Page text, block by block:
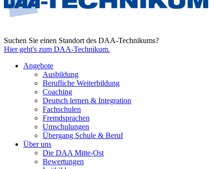
Suchen Sie einen Standort des DAA-Technikums?
Hier geht's zum DAA-Technikum.
Angebote
Ausbildung
Berufliche Weiterbildung
Coaching
Deutsch lernen & Integration
Fachschulen
Fremdsprachen
Umschulungen
Übergang Schule & Beruf
Über uns
Die DAA Mitte-Ost
Bewertungen